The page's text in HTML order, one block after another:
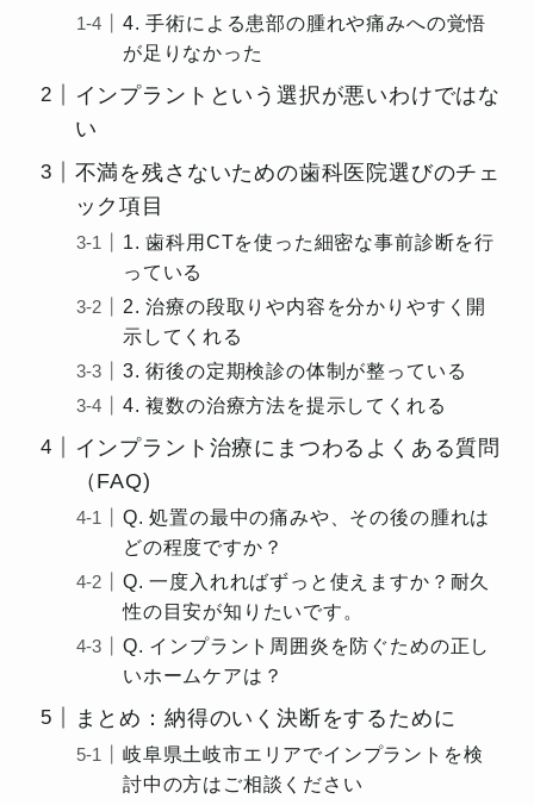
4. 手術による患部の腫れや痛みへの覚悟
が足りなかった
インプラントという選択が悪いわけではな
い
不満を残さないための歯科医院選びのチェ
ック項目
1. 歯科用CTを使った細密な事前診断を行
っている
2. 治療の段取りや内容を分かりやすく開
示してくれる
3. 術後の定期検診の体制が整っている
4. 複数の治療方法を提示してくれる
インプラント治療にまつわるよくある質問
（FAQ)
Q. 処置の最中の痛みや、その後の腫れは
どの程度ですか？
Q. 一度入れればずっと使えますか？耐久
性の目安が知りたいです。
Q. インプラント周囲炎を防ぐための正し
いホームケアは？
まとめ：納得のいく決断をするために
岐阜県土岐市エリアでインプラントを検
討中の方はご相談ください